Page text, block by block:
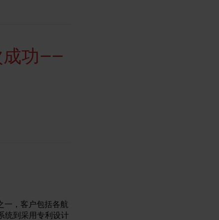
成功——
一，客户包括各航
统到采用专利设计